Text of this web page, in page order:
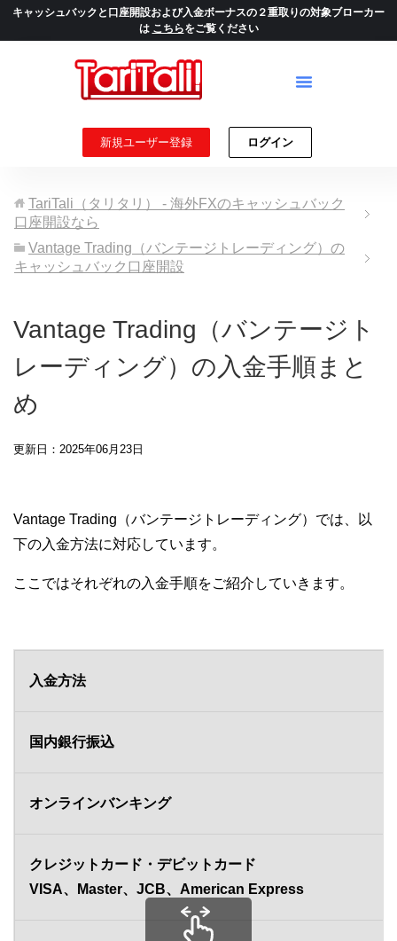
キャッシュバックと口座開設および入金ボーナスの２重取りの対象ブローカー
は こちらをご覧ください
新規ユーザー登録 ログイン
TariTali（タリタリ） - 海外FXのキャッシュバック
口座開設なら
Vantage Trading（バンテージトレーディング）の
キャッシュバック口座開設
Vantage Trading（バンテージト
レーディング）の入金手順まと
め
更新日：2025年06月23日
Vantage Trading（バンテージトレーディング）では、以
下の入金方法に対応しています。
ここではそれぞれの入金手順をご紹介していきます。
入金方法
国内銀行振込
オンラインバンキング
クレジットカード・デビットカード
VISA、Master、JCB、American Express